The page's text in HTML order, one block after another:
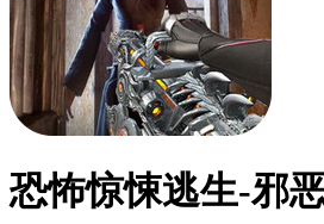
恐怖惊悚逃生-邪